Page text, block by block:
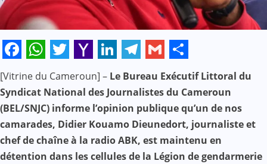
Facebook
WhatsApp
Twitter
Yahoo
Mail
LinkedIn
Telegram
Gmail
Share
[Vitrine du Cameroun] – Le Bureau Exécutif Littoral du
Syndicat National des Journalistes du Cameroun
(BEL/SNJC) informe l’opinion publique qu’un de nos
camarades, Didier Kouamo Dieunedort, journaliste et
chef de chaîne à la radio ABK, est maintenu en
détention dans les cellules de la Légion de gendarmerie